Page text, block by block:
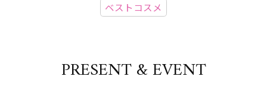
ベストコスメ
PRESENT & EVENT